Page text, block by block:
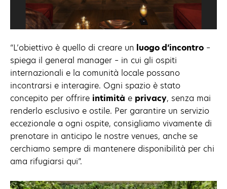
“L’obiettivo è quello di creare un luogo d’incontro –
spiega il general manager – in cui gli ospiti
internazionali e la comunità locale possano
incontrarsi e interagire. Ogni spazio è stato
concepito per offrire intimità e privacy, senza mai
renderlo esclusivo e ostile. Per garantire un servizio
eccezionale a ogni ospite, consigliamo vivamente di
prenotare in anticipo le nostre venues, anche se
cerchiamo sempre di mantenere disponibilità per chi
ama rifugiarsi qui”.